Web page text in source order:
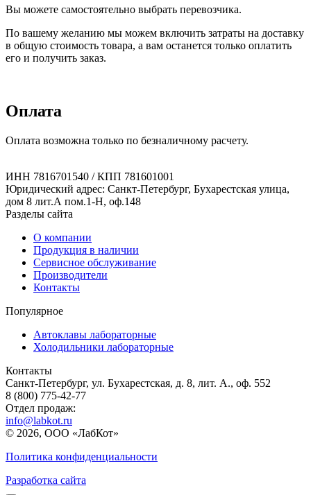
Вы можете самостоятельно выбрать перевозчика.
По вашему желанию мы можем включить затраты на доставку
в общую стоимость товара, а вам останется только оплатить
его и получить заказ.
Оплата
Оплата возможна только по безналичному расчету.
ИНН 7816701540 / КПП 781601001
Юридический адрес: Санкт-Петербург, Бухарестская улица,
дом 8 лит.А пом.1-Н, оф.148
Разделы сайта
О компании
Продукция в наличии
Сервисное обслуживание
Производители
Контакты
Популярное
Автоклавы лабораторные
Холодильники лабораторные
Контакты
Санкт-Петербург, ул. Бухарестская, д. 8, лит. А., оф. 552
8 (800) 775-42-77
Отдел продаж:
info@labkot.ru
© 2026, ООО «ЛабКот»
Политика конфиденциальности
Разработка сайта